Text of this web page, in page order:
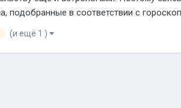
подобранные в соответствии с
(и ещё 1 )